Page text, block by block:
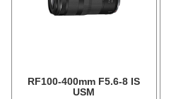
RF100-400mm F5.6-8 IS
USM